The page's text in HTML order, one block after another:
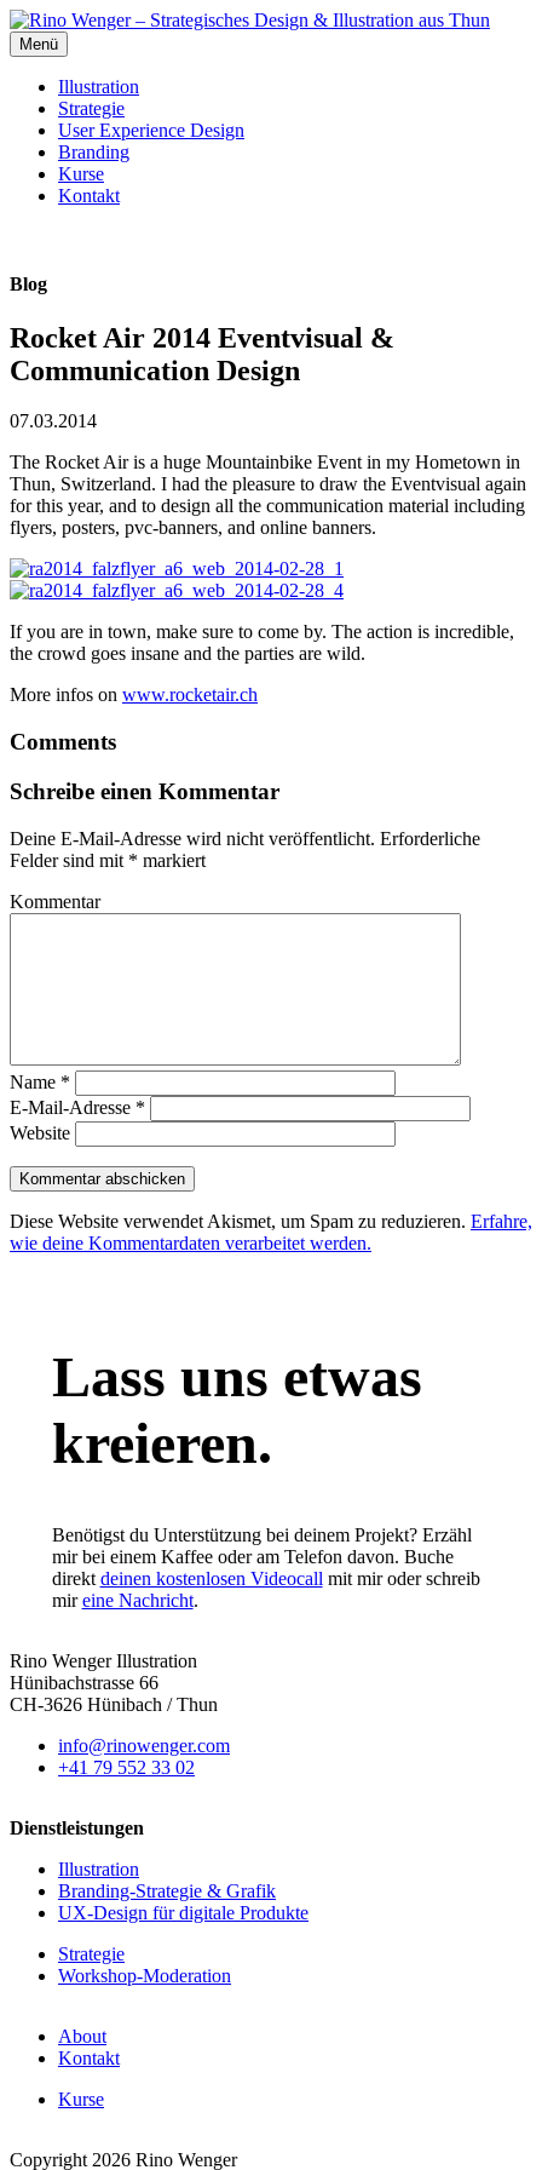
Menü
Illustration
Strategie
User Experience Design
Branding
Kurse
Kontakt
Blog
Rocket Air 2014 Eventvisual &
Communication Design
07.03.2014
The Rocket Air is a huge Mountainbike Event in my Hometown in
Thun, Switzerland. I had the pleasure to draw the Eventvisual again
for this year, and to design all the communication material including
flyers, posters, pvc-banners, and online banners.
If you are in town, make sure to come by. The action is incredible,
the crowd goes insane and the parties are wild.
More infos on www.rocketair.ch
Comments
Schreibe einen Kommentar
Deine E-Mail-Adresse wird nicht veröffentlicht. Erforderliche
Felder sind mit * markiert
Kommentar
Name *
E-Mail-Adresse *
Website
Diese Website verwendet Akismet, um Spam zu reduzieren. Erfahre,
wie deine Kommentardaten verarbeitet werden.
Lass uns etwas
kreieren.
Benötigst du Unterstützung bei deinem Projekt? Erzähl
mir bei einem Kaffee oder am Telefon davon. Buche
direkt deinen kostenlosen Videocall mit mir oder schreib
mireine Nachricht.
Rino Wenger Illustration
Hünibachstrasse 66
CH-3626 Hünibach / Thun
info@rinowenger.com
+41 79 552 33 02
Dienstleistungen
Illustration
Branding-Strategie & Grafik
UX-Design für digitale Produkte
Strategie
Workshop-Moderation
About
Kontakt
Kurse
Copyright 2026 Rino Wenger